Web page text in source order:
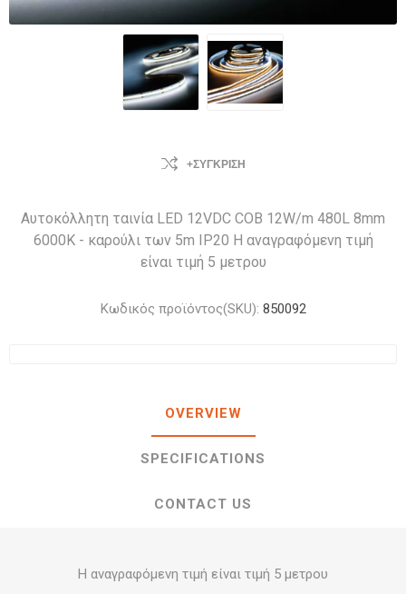
+ΣΎΓΚΡΙΣΗ
Αυτοκόλλητη ταινία LED 12VDC COB 12W/m 480L 8mm
6000K - καρούλι των 5m IP20 Η αναγραφόμενη τιμή
είναι τιμή 5 μετρου
Κωδικός προϊόντος(SKU): 850092
OVERVIEW
SPECIFICATIONS
CONTACT US
Η αναγραφόμενη τιμή είναι τιμή 5 μετρου